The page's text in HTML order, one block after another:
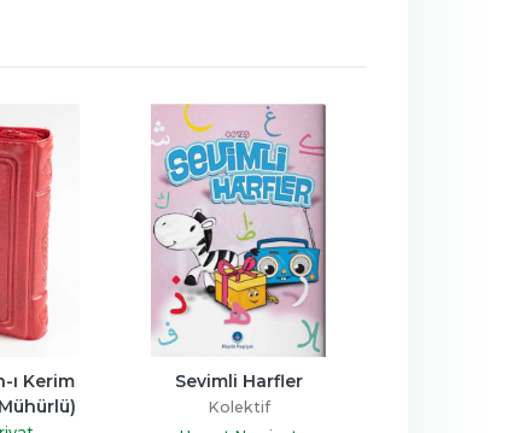
ı Kerim
Mühürlü)
Sevimli Harfler
Kolektif